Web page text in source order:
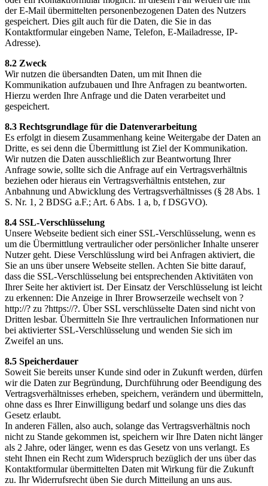
der E-Mail übermittelten personenbezogenen Daten des Nutzers
gespeichert. Dies gilt auch für die Daten, die Sie in das
Kontaktformular eingeben Name, Telefon, E-Mailadresse, IP-
Adresse).
8.2 Zweck
Wir nutzen die übersandten Daten, um mit Ihnen die
Kommunikation aufzubauen und Ihre Anfragen zu beantworten.
Hierzu werden Ihre Anfrage und die Daten verarbeitet und
gespeichert.
8.3 Rechtsgrundlage für die Datenverarbeitung
Es erfolgt in diesem Zusammenhang keine Weitergabe der Daten an
Dritte, es sei denn die Übermittlung ist Ziel der Kommunikation.
Wir nutzen die Daten ausschließlich zur Beantwortung Ihrer
Anfrage sowie, sollte sich die Anfrage auf ein Vertragsverhältnis
beziehen oder hieraus ein Vertragsverhältnis entstehen, zur
Anbahnung und Abwicklung des Vertragsverhältnisses (§ 28 Abs. 1
S. Nr. 1, 2 BDSG a.F.; Art. 6 Abs. 1 a, b, f DSGVO).
8.4 SSL-Verschlüsselung
Unsere Webseite bedient sich einer SSL-Verschlüsselung, wenn es
um die Übermittlung vertraulicher oder persönlicher Inhalte unserer
Nutzer geht. Diese Verschlüsslung wird bei Anfragen aktiviert, die
Sie an uns über unsere Webseite stellen. Achten Sie bitte darauf,
dass die SSL-Verschlüsselung bei entsprechenden Aktivitäten von
Ihrer Seite her aktiviert ist. Der Einsatz der Verschlüsselung ist leicht
zu erkennen: Die Anzeige in Ihrer Browserzeile wechselt von ?
http://? zu ?https://?. Über SSL verschlüsselte Daten sind nicht von
Dritten lesbar. Übermitteln Sie Ihre vertraulichen Informationen nur
bei aktivierter SSL-Verschlüsselung und wenden Sie sich im
Zweifel an uns.
8.5 Speicherdauer
Soweit Sie bereits unser Kunde sind oder in Zukunft werden, dürfen
wir die Daten zur Begründung, Durchführung oder Beendigung des
Vertragsverhältnisses erheben, speichern, verändern und übermitteln,
ohne dass es Ihrer Einwilligung bedarf und solange uns dies das
Gesetz erlaubt.
In anderen Fällen, also auch, solange das Vertragsverhältnis noch
nicht zu Stande gekommen ist, speichern wir Ihre Daten nicht länger
als 2 Jahre, oder länger, wenn es das Gesetz von uns verlangt. Es
steht Ihnen ein Recht zum Widerspruch bezüglich der uns über das
Kontaktformular übermittelten Daten mit Wirkung für die Zukunft
zu. Ihr Widerrufsrecht üben Sie durch Mitteilung an uns aus.